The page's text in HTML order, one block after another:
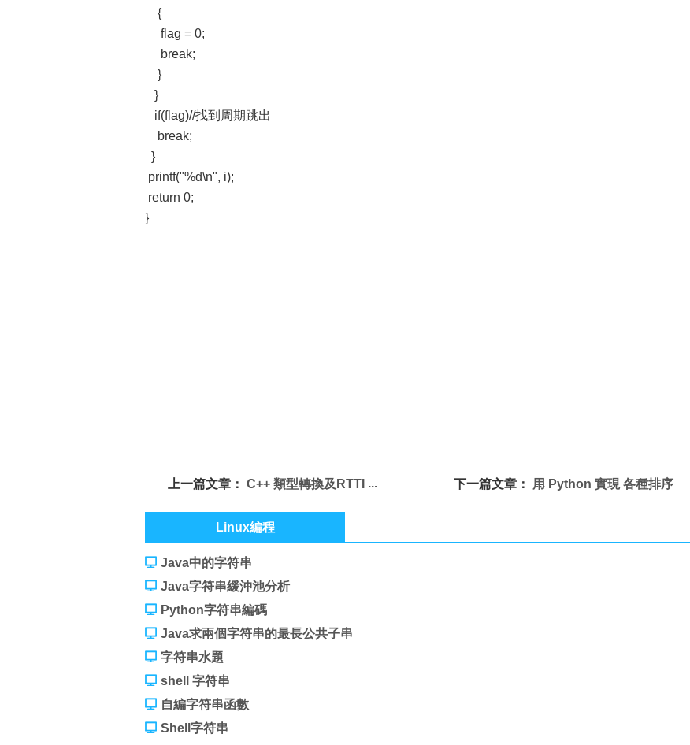
{
flag = 0;
break;
}
}
if(flag)//找到周期跳出
break;
}
printf("%d\n", i);
return 0;
}
上一篇文章：C++ 類型轉換及RTTI 下一篇文章：
用 Python 實現 各種排序
Linux編程
Java中的字符串
Java字符串緩沖池分析
Python字符串編碼
Java求兩個字符串的最長公共子串
字符串水題
shell 字符串
自編字符串函數
Shell字符串